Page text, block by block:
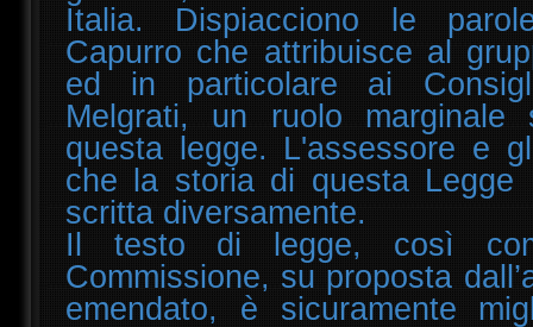
Italia. Dispiacciono le
Capurro che attribuisce al
ed in particolare ai
Melgrati, un ruolo marginale
questa legge. L'assessore e
che la storia di questa Legge
scritta diversamente.
Il testo di legge, così
Commissione, su proposta
emendato, è sicuramente